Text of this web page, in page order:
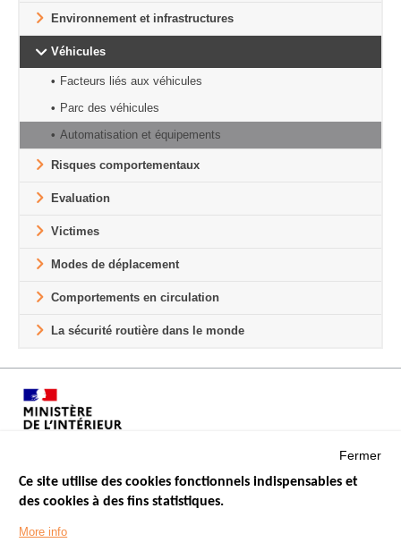
Environnement et infrastructures
Véhicules
Facteurs liés aux véhicules
Parc des véhicules
Automatisation et équipements
Risques comportementaux
Evaluation
Victimes
Modes de déplacement
Comportements en circulation
La sécurité routière dans le monde
Menu
Footer
LES SITES PUBLICS
Fermer
Ce site utilise des cookies fonctionnels indispensables et
des cookies à des fins statistiques.
More info